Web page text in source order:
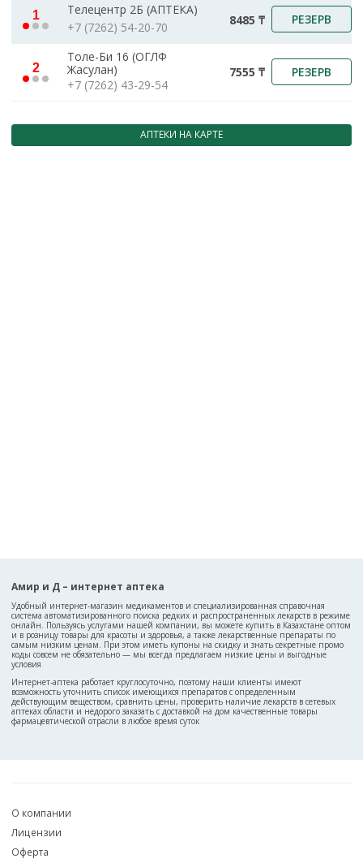
1
Телецентр 2Б (АПТЕКА)
+7 (7262) 54-20-70
8485 ₸ РЕЗЕРВ
2
Толе-Би 16 (ОГЛФ
Жасулан)
+7 (7262) 43-29-54
7555 ₸ РЕЗЕРВ
АПТЕКИ НА КАРТЕ
Амир и Д – интернет аптека
Удобный интернет-магазин медикаментов и специализированная справочная
система автоматизированного поиска редких и распространенных лекарств в режиме
онлайн. Пользуясь услугами нашей компании, вы можете купить в Казахстане оптом
и в розницу товары для красоты и здоровья, а также лекарственные препараты по
самым низким ценам. При этом иметь купоны на скидку и знать секретные промо
коды совсем не обязательно — мы всегда предлагаем низкие цены и выгодные
условия
Интернет-аптека работает круглосуточно, поэтому наши клиенты имеют
возможность уточнить список имеющихся препаратов с определенным
действующим веществом, сравнить цены, проверить наличие лекарств в сетевых
аптеках области и недорого заказать с доставкой на дом качественные товары
фармацевтической отрасли в любое время суток
О компании
Лицензии
Оферта